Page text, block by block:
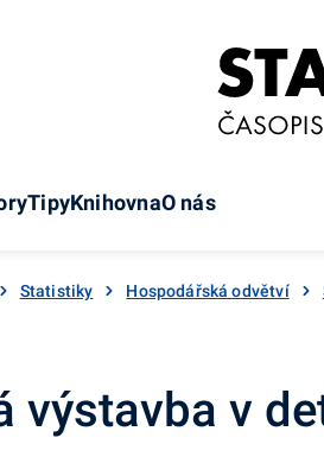
TipyKnihovnaO nás
Statistiky Hospodářská odvětví
výstavba v